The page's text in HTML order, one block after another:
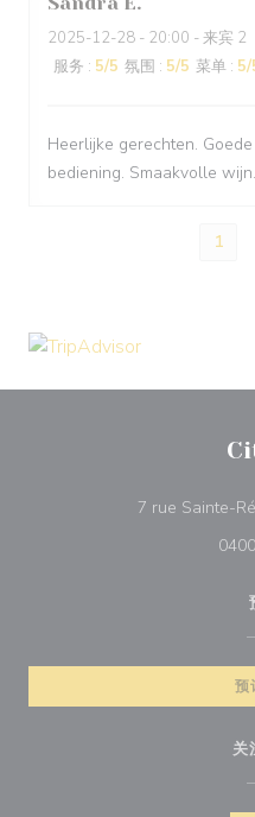
2025-12-28 - 20:00 - 来宾 2
服务 : 5/5 氛围 : 5/5 菜单 : 5/
Heerlijke gerechten.
bediening. Smaakvolle wijn.
1
7 rue Sainte-
预
关